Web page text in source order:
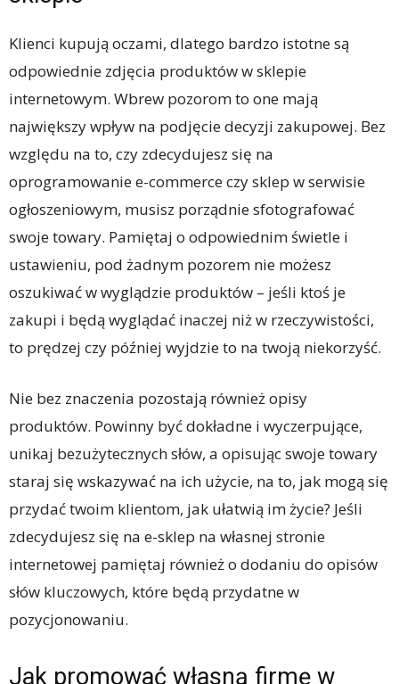
Klienci kupują oczami, dlatego bardzo istotne są
odpowiednie zdjęcia produktów w sklepie
internetowym. Wbrew pozorom to one mają
największy wpływ na podjęcie decyzji zakupowej. Bez
względu na to, czy zdecydujesz się na
oprogramowanie e-commerce czy sklep w serwisie
ogłoszeniowym, musisz porządnie sfotografować
swoje towary. Pamiętaj o odpowiednim świetle i
ustawieniu, pod żadnym pozorem nie możesz
oszukiwać w wyglądzie produktów – jeśli ktoś je
zakupi i będą wyglądać inaczej niż w rzeczywistości,
to prędzej czy później wyjdzie to na twoją niekorzyść.
Nie bez znaczenia pozostają również opisy
produktów. Powinny być dokładne i wyczerpujące,
unikaj bezużytecznych słów, a opisując swoje towary
staraj się wskazywać na ich użycie, na to, jak mogą się
przydać twoim klientom, jak ułatwią im życie? Jeśli
zdecydujesz się na e-sklep na własnej stronie
internetowej pamiętaj również o dodaniu do opisów
słów kluczowych, które będą przydatne w
pozycjonowaniu.
Jak promować własną firmę w